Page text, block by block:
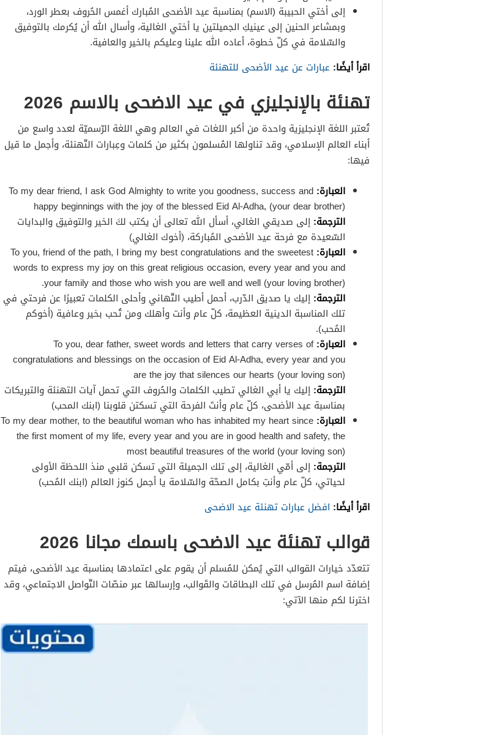
إلى أختي الحبيبة (الاسم) بمناسبة عيد الأضحى المُبارك أغمس الحُروف بعطر الورد،
وبمشاعر الحنين إلى عينيكِ الجميلتين يا أختي الغالية، وأسال الله أن يُكرمك بالتوفيق
والسّلامة في كلّ خطوة، أعاده الله علينا وعليكم بالخير والعافية.
اقرأ أيضًا: عبارات عن عيد الأضحى للتهنئة
تهنئة بالإنجليزي في عيد الاضحى بالاسم 2026
تُعتبر اللغة الإنجليزية واحدة من أكبر اللغات في العالم وهي اللغة الرّسميّة لعدد واسع من
أبناء العالم الإسلامي، وقد تناولها المُسلمون بكثير من كلمات وعِبارات التّهنئة، وأجمل ما قيل
فيها:
العبارة:
To my dear friend, I ask God Almighty to write you goodness, success and
happy beginnings with the joy of the blessed Eid Al-Adha, (your dear brother)
الترجمة: إلى صديقي الغالي، أسأل الله تعالى أن يكتب لكَ الخير والتوفيق والبدايات
السّعيدة مع فرحة عيد الأضحى المُباركة، (أخوك الغالي)
العبارة:
To you, friend of the path, I bring my best congratulations and the sweetest
words to express my joy on this great religious occasion, every year and you and
your family and those who wish you are well and well (your loving brother).
الترجمة: إليك يا صديق الدّرب، أحمل أطيب التّهاني وأحلى الكلمات تعبيرًا عن فرحتي في
تلك المناسبة الدينية العظيمة، كلّ عام وأنت وأهلك ومن تُحب بخير وعافية (أخوكم
المُحب).
العبارة:
To you, dear father, sweet words and letters that carry verses of
congratulations and blessings on the occasion of Eid Al-Adha, every year and you
are the joy that silences our hearts (your loving son)
الترجمة: إليك يا أبي الغالي تطيب الكلمات والحُروف التي تحمل آيات التهنئة والتبريكات
بمناسبة عيد الأضحى، كلّ عام وأنتَ الفرحة التي تسكتن قلوبنا (ابنك المحب)
العبارة:
To my dear mother, to the beautiful woman who has inhabited my heart since
the first moment of my life, every year and you are in good health and safety, the
most beautiful treasures of the world (your loving son)
الترجمة: إلى أمّي الغالية، إلى تلك الجميلة التي تسكن قلبي منذ اللحظة الأولى
لحياتي، كلّ عام وأنتِ بكامل الصحّة والسّلامة يا أجمل كنوز العالم (ابنك المُحب)
اقرأ أيضًا: افضل عبارات تهنئة عيد الاضحى
قوالب تهنئة عيد الاضحى باسمك مجانا 2026
تتعدّد خيارات القوالب التي يُمكن للمُسلم أن يقوم على اعتمادها بمناسبة عيد الأضحى، فيتم
إضافة اسم المُرسل في تلك البطاقات والقَوالب، وإرسالها عبر منصّات التّواصل الاجتماعي، وقد
اخترنا لكم منها الآتي: